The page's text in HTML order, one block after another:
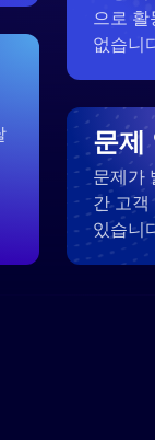
으로
없습니
문제
문제가
간 고
있습니